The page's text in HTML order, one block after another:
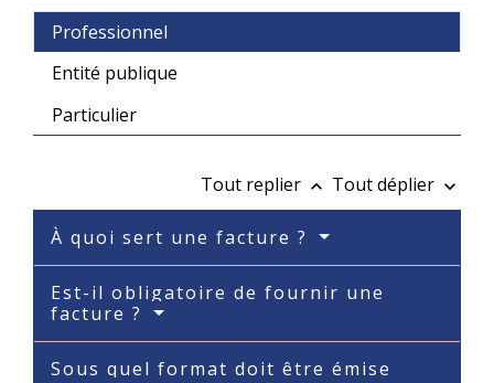
Professionnel
Entité publique
Particulier
Tout replier keyboard_arrow_up Tout déplier keyboard_arrow_down
À quoi sert une facture ?
Est-il obligatoire de fournir une
facture ?
Sous quel format doit être émise